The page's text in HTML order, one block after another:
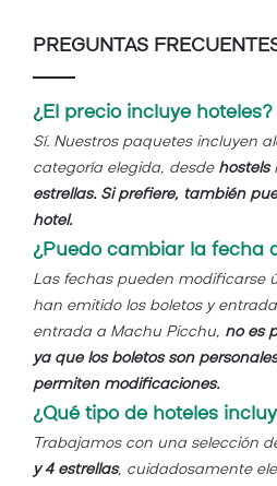
PREGUNTAS
¿El precio incluye hoteles?
Sí. Nuestros paquetes incluyen
categoría elegida, desde hostels
estrellas. Si prefiere, también
hotel.
¿Puedo cambiar la fecha
Las fechas pueden modificarse
han emitido los boletos y
entrada a Machu Picchu, no es
ya que los boletos son
permiten modificaciones.
¿Qué tipo de hoteles
Trabajamos con una selección
y 4 estrellas, cuidadosamente